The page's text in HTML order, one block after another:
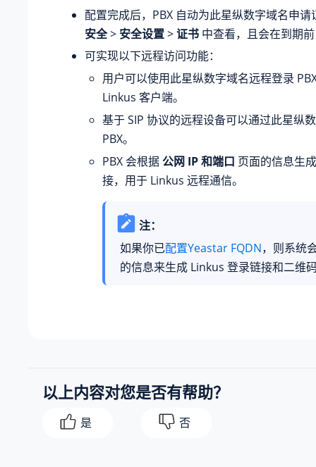
配置完成后，PBX 自动为此星纵数字域名申请
安全> 安全设置>证书 中查看，且会在到期
可实现以下远程访问功能：
用户可以使用此星纵数字域名远程登录
Linkus 客户端。
基于 SIP 协议的远程设备可以通过此星纵
PBX。
PBX 会根据公网 IP 和端口 页面的信息生
接，用于 Linkus 远程通信。
注：
如果你已配置Yeastar FQDN，则系统
的信息来生成 Linkus 登录链接和二维
以上内容对您是否有帮助？
是 否